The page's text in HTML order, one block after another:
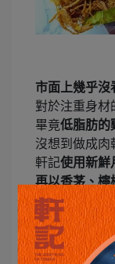
市面上幾乎沒
對於注重身材
畢竟低脂肪的
沒想到做成肉
軒記使用新鮮
再以香茅、檸
質地比龍鬚酥
雞肉乾微辣的
反而多了些開
不過整整雞肉